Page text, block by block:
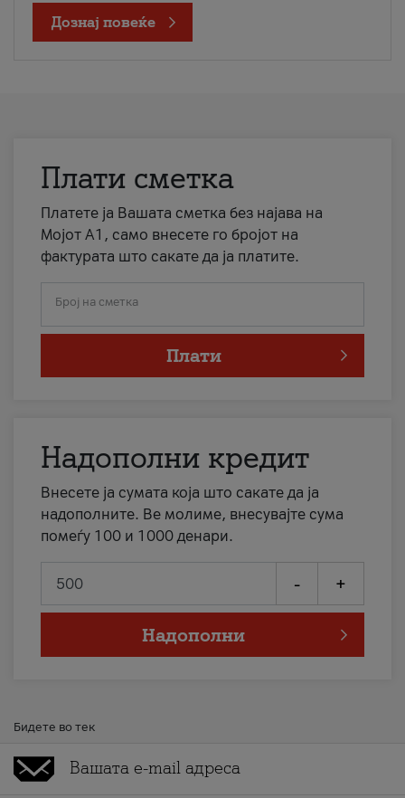
Дознај повеќе
Плати сметка
Платете ја Вашата сметка без најава на
Мојот А1, само внесете го бројот на
фактурата што сакате да ја платите.
Број на сметка
Плати
Надополни кредит
Внесете ја сумата која што сакате да ја
надополните. Ве молиме, внесувајте сума
помеѓу 100 и 1000 денари.
- +
Надополни
Бидете во тек